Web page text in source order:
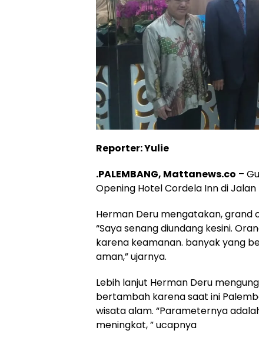
Reporter: Yulie
.PALEMBANG, Mattanews.co –
Opening Hotel Cordela Inn di Jalan
Herman Deru mengatakan, grand
“Saya senang diundang kesini.
karena keamanan. banyak yang
aman,” ujarnya.
Lebih lanjut Herman Deru
bertambah karena saat ini
wisata alam. “Parameternya
meningkat, ” ucapnya